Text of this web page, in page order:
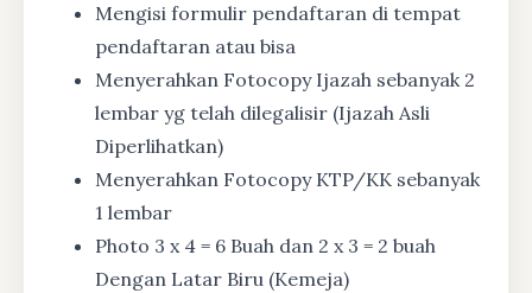
Mengisi formulir pendaftaran di tempat
pendaftaran atau bisa
Menyerahkan Fotocopy Ijazah sebanyak 2
lembar yg telah dilegalisir (Ijazah Asli
Diperlihatkan)
Menyerahkan Fotocopy KTP/KK sebanyak
1 lembar
Photo 3 x 4 = 6 Buah dan 2 x 3 = 2 buah
Dengan Latar Biru (Kemeja)